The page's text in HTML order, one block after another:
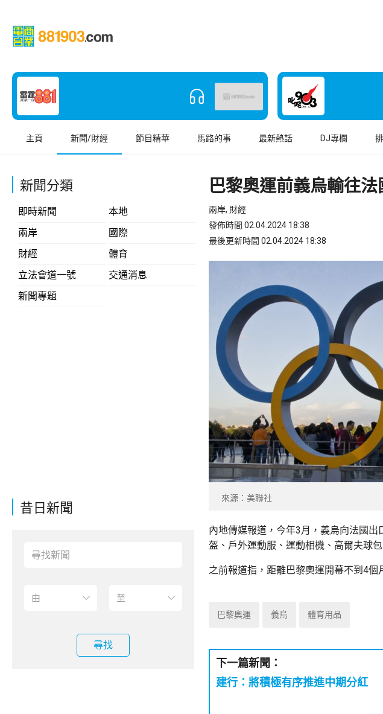
主頁 新聞/財經 節目精華 馬路的事 最新熱話 DJ專欄
新聞分類
即時新聞
本地
兩岸
國際
財經
體育
立法會道一號
交通消息
新聞專題
昔日新聞
尋找
巴黎奧運前義烏輸往
兩岸, 財經
發佈時間 02.04.2024 18:38
最後更新時間 02.04.2024 18:38
來源：美聯社
內地傳媒報道，今年3月，義烏向法國
盔、戶外運動服、運動相機、高爾夫球
之前報道指，距離巴黎奧運開幕不到4個
巴黎奧運 義烏 體育用品
下一篇新聞：
建行：將積極有序推進中期分紅